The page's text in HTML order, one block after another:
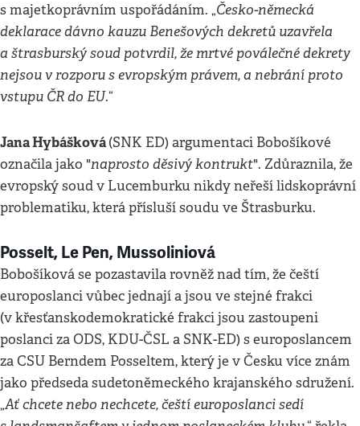
s majetkoprávním uspořádáním. „Česko-německá
deklarace dávno kauzu Benešových dekretů uzavřela
a štrasburský soud potvrdil, že mrtvé poválečné dekrety
nejsou v rozporu s evropským právem, a nebrání proto
vstupu ČR do EU.“
Jana Hybášková(SNK ED) argumentaci Bobošíkové
označila jako "naprosto děsivý kontrukt". Zdůraznila, že
evropský soud v Lucemburku nikdy neřeší lidskoprávní
problematiku, která přísluší soudu ve Štrasburku.
Posselt, Le Pen, Mussoliniová
Bobošíková se pozastavila rovněž nad tím, že čeští
europoslanci vůbec jednají a jsou ve stejné frakci
(v křesťanskodemokratické frakci jsou zastoupeni
poslanci za ODS, KDU-ČSL a SNK-ED) s europoslancem
za CSU Berndem Posseltem, který je v Česku více znám
jako předseda sudetoněmeckého krajanského sdružení.
„Ať chcete nebo nechcete, čeští europoslanci sedí